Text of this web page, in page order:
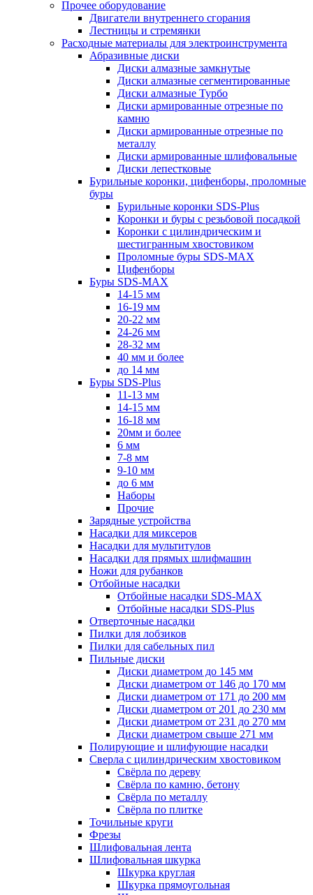
Прочее оборудование
Двигатели внутреннего сгорания
Лестницы и стремянки
Расходные материалы для электроинструмента
Абразивные диски
Диски алмазные замкнутые
Диски алмазные сегментированные
Диски алмазные Турбо
Диски армированные отрезные по
камню
Диски армированные отрезные по
металлу
Диски армированные шлифовальные
Диски лепестковые
Бурильные коронки, цифенборы, проломные
буры
Бурильные коронки SDS-Plus
Коронки и буры с резьбовой посадкой
Коронки с цилиндрическим и
шестигранным хвостовиком
Проломные буры SDS-MAX
Цифенборы
Буры SDS-MAX
14-15 мм
16-19 мм
20-22 мм
24-26 мм
28-32 мм
40 мм и более
до 14 мм
Буры SDS-Plus
11-13 мм
14-15 мм
16-18 мм
20мм и более
6 мм
7-8 мм
9-10 мм
до 6 мм
Наборы
Прочие
Зарядные устройства
Насадки для миксеров
Насадки для мультитулов
Насадки для прямых шлифмашин
Ножи для рубанков
Отбойные насадки
Отбойные насадки SDS-MAX
Отбойные насадки SDS-Plus
Отверточные насадки
Пилки для лобзиков
Пилки для сабельных пил
Пильные диски
Диски диаметром до 145 мм
Диски диаметром от 146 до 170 мм
Диски диаметром от 171 до 200 мм
Диски диаметром от 201 до 230 мм
Диски диаметром от 231 до 270 мм
Диски диаметром свыше 271 мм
Полирующие и шлифующие насадки
Сверла с цилиндрическим хвостовиком
Свёрла по дереву
Свёрла по камню, бетону
Свёрла по металлу
Свёрла по плитке
Точильные круги
Фрезы
Шлифовальная лента
Шлифовальная шкурка
Шкурка круглая
Шкурка прямоугольная